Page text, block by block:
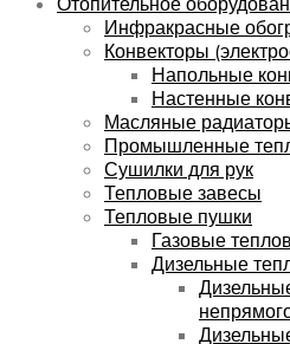
Инфракрасные
Конвекторы
Напольные
Настенные
Масляные
Промышленные
Сушилки для рук
Тепловые завесы
Тепловые пушки
Газовые
Дизельные